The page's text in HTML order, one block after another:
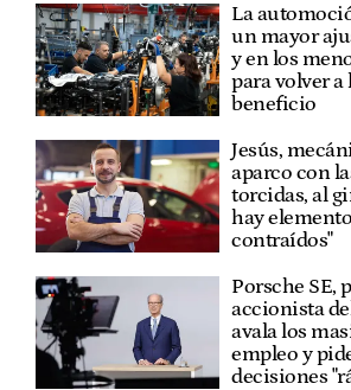
La
un mayor
y en los
para volver a
beneficio
Jesús,
aparco con
torcidas, al
hay
contraídos"
Porsche SE,
accionista
avala los
empleo y
decisiones